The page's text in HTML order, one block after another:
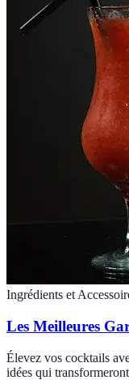
Ingrédients et
Les Meilleures
Élevez vos cocktails
idées qui